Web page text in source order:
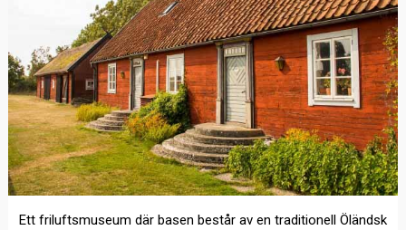
Ett friluftsmuseum där basen består av en traditionell Öländsk